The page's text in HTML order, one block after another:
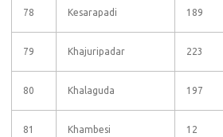
78 Kesarapadi 189
79 Khajuripadar 223
80 Khalaguda 197
81 Khambesi 12